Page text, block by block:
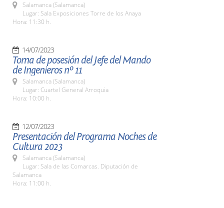
Salamanca (Salamanca)
Lugar: Sala Exposiciones Torre de los Anaya
Hora: 11:30 h.
14/07/2023
Toma de posesión del Jefe del Mando
de Ingenieros nº 11
Salamanca (Salamanca)
Lugar: Cuartel General Arroquia
Hora: 10:00 h.
12/07/2023
Presentación del Programa Noches de
Cultura 2023
Salamanca (Salamanca)
Lugar: Sala de las Comarcas. Diputación de
Salamanca
Hora: 11:00 h.